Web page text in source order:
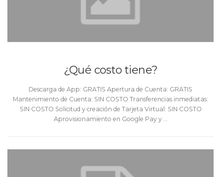
¿Qué costo tiene?
Descarga de App: GRATIS Apertura de Cuenta: GRATIS
Mantenimiento de Cuenta: SIN COSTO Transferencias inmediatas:
SIN COSTO Solicitud y creación de Tarjeta Virtual: SIN COSTO
Aprovisionamiento en Google Pay y …